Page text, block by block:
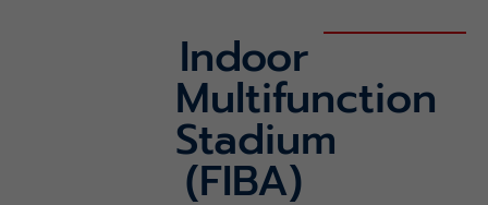
Indoor
Multifunction
Stadium
(FIBA)